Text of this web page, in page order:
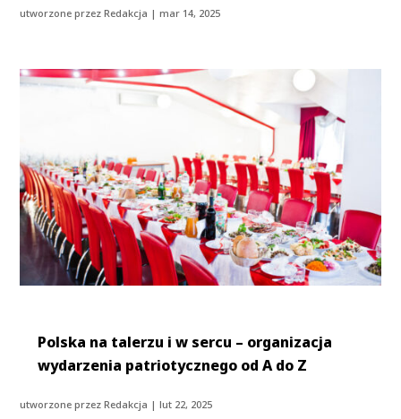
utworzone przezRedakcja |mar 14, 2025
Polska na talerzu i w sercu – organizacja
wydarzenia patriotycznego od A do Z
utworzone przezRedakcja |lut 22, 2025